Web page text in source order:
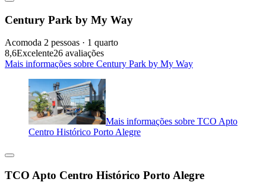
Century Park by My Way
Acomoda 2 pessoas · 1 quarto
8,6Excelente26 avaliações
Mais informações sobre Century Park by My Way
Mais informações sobre TCO Apto
Centro Histórico Porto Alegre
TCO Apto Centro Histórico Porto Alegre